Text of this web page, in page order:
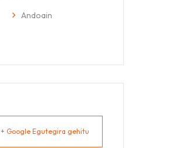
Andoain
+ Google Egutegira gehitu